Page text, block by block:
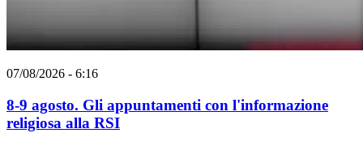
07/08/2026 - 6:16
8-9 agosto. Gli appuntamenti con l'informazione
religiosa alla RSI